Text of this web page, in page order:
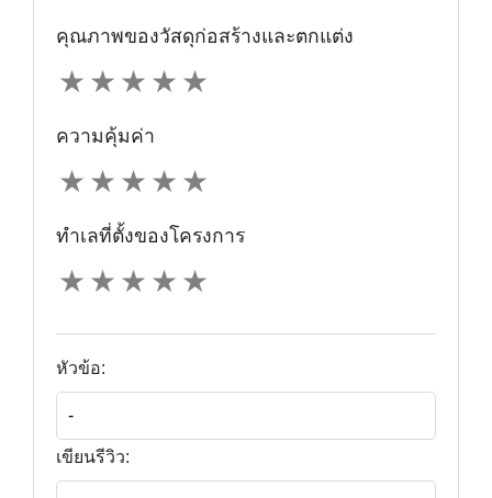
คุณภาพของวัสดุก่อสร้างและตกแต่ง
★
★
★
★
★
ความคุ้มค่า
★
★
★
★
★
ทำเลที่ตั้งของโครงการ
★
★
★
★
★
หัวข้อ:
เขียนรีวิว: